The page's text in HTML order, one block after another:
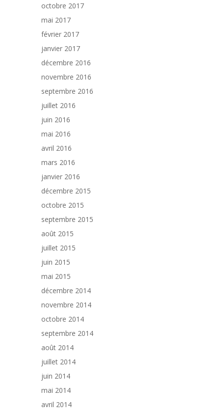
octobre 2017
mai 2017
février 2017
janvier 2017
décembre 2016
novembre 2016
septembre 2016
juillet 2016
juin 2016
mai 2016
avril 2016
mars 2016
janvier 2016
décembre 2015
octobre 2015
septembre 2015
août 2015
juillet 2015
juin 2015
mai 2015
décembre 2014
novembre 2014
octobre 2014
septembre 2014
août 2014
juillet 2014
juin 2014
mai 2014
avril 2014